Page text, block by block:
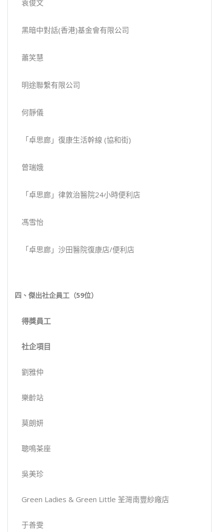
袁俊文
黑暗中對話(香港)基金會有限公司
蕭笑慧
明途聯繫有限公司
何靜儀
「卓思廊」復康生活幹線 (協和街)
曾瑞娥
「卓思廊」律敦治醫院24小時便利店
馮雪怡
「卓思廊」沙田醫院復康店/便利店
四、傑出社企員工（59位）
得獎員工
社企項目
劉雅仲
樂齡站
莫朗妍
聰鳴茶座
吳美珍
Green Ladies & Green Little 荃灣南豐紗廠店
于善雯